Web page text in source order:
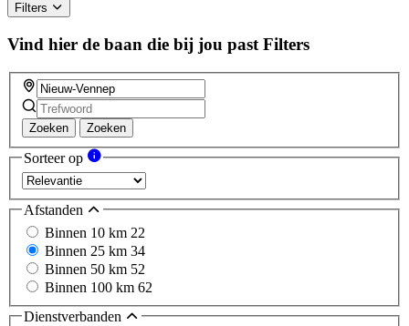
Filters
Vind hier de baan die bij jou past Filters
Zoeken Zoeken
Sorteer op
Afstanden
Binnen 10 km 22
Binnen 25 km 34
Binnen 50 km 52
Binnen 100 km 62
Dienstverbanden